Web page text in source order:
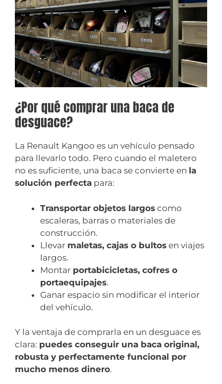
¿Por qué comprar una baca de
desguace?
La Renault Kangoo es un vehículo pensado
para llevarlo todo. Pero cuando el maletero
no es suficiente, una baca se convierte en la
solución perfecta para:
Transportar objetos largos como
escaleras, barras o materiales de
construcción.
Llevar maletas, cajas o bultos en viajes
largos.
Montar portabicicletas, cofres o
portaequipajes.
Ganar espacio sin modificar el interior
del vehículo.
Y la ventaja de comprarla en un desguace es
clara: puedes conseguir una baca original,
robusta y perfectamente funcional por
mucho menos dinero.